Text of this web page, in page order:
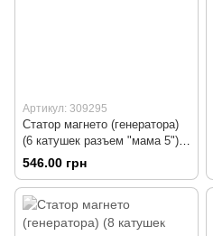
Артикул: 309295
Статор магнето (генератора)
(6 катушек разъем "мама 5")
высота 31мм
546.00 грн